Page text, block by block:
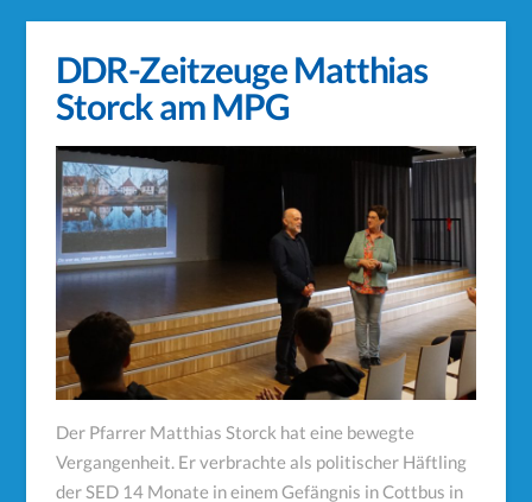
DDR-Zeitzeuge Matthias
Storck am MPG
Der Pfarrer Matthias Storck hat eine bewegte
Vergangenheit. Er verbrachte als politischer Häftling
der SED 14 Monate in einem Gefängnis in Cottbus in